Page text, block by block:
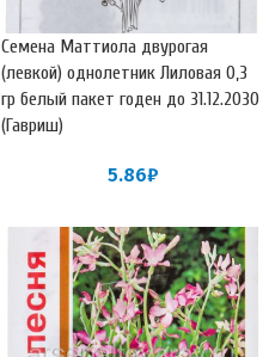
Семена Маттиола двурогая
(левкой) однолетник Лиловая 0,3
гр белый пакет годен до 31.12.2030
(Гавриш)
5.86₽